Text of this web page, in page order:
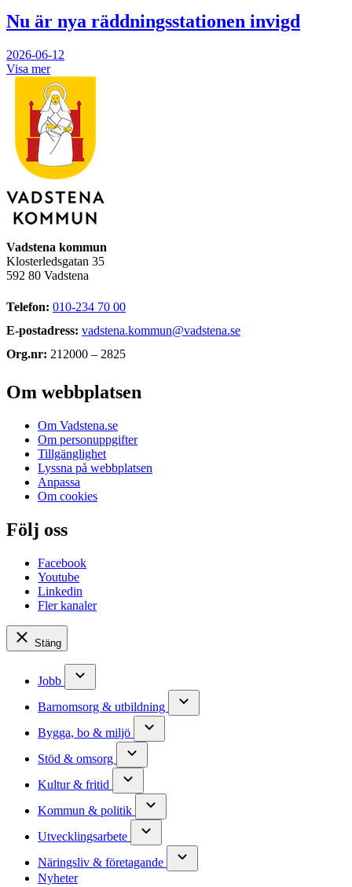
Nu är nya räddningsstationen invigd
2026-06-12
Visa mer
Vadstena kommun
Klosterledsgatan 35
592 80 Vadstena
Telefon: 010-234 70 00
E-postadress: vadstena.kommun@vadstena.se
Org.nr: 212000 – 2825
Om webbplatsen
Om Vadstena.se
Om personuppgifter
Tillgänglighet
Lyssna på webbplatsen
Anpassa
Om cookies
Följ oss
Facebook
Youtube
Linkedin
Fler kanaler
Stäng
Jobb
Barnomsorg & utbildning
Bygga, bo & miljö
Stöd & omsorg
Kultur & fritid
Kommun & politik
Utvecklingsarbete
Näringsliv & företagande
Nyheter